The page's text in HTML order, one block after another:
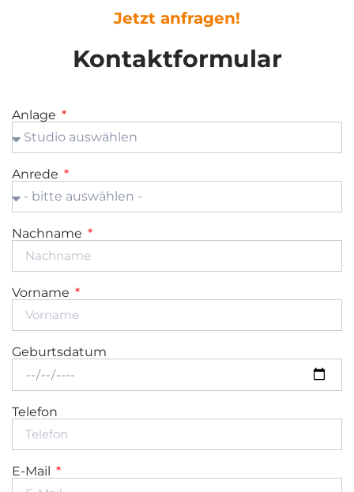
Jetzt anfragen!
Kontaktformular
Anlage
Anrede
Nachname
Vorname
Geburtsdatum
Telefon
E-Mail